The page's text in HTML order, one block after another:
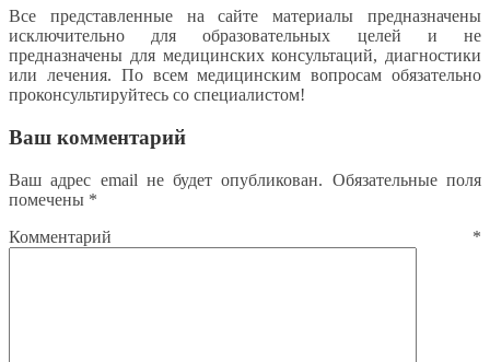
Все представленные на сайте материалы предназначены
исключительно для образовательных целей и не
предназначены для медицинских консультаций, диагностики
или лечения. По всем медицинским вопросам обязательно
проконсультируйтесь со специалистом!
Ваш комментарий
Ваш адрес email не будет опубликован. Обязательные поля
помечены *
Комментарий *